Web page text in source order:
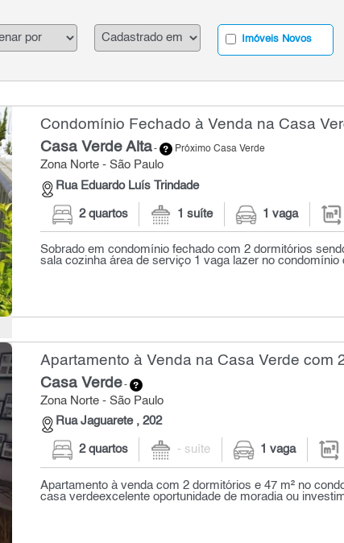
Imóveis Novos
Condomínio Fechado à Venda na Casa
Casa Verde Alta- Próximo Casa Verde
Zona Norte - São Paulo
Rua Eduardo Luís Trindade
2 quartos 1 suíte 1 vaga
Sobrado em condomínio fechado com 2 dormitórios
sala cozinha área de serviço 1 vaga lazer no condomínio
Apartamento à Venda na Casa Verde com
Casa Verde-
Zona Norte - São Paulo
Rua Jaguarete , 202
2 quartos - suíte 1 vaga
Apartamento à venda com 2 dormitórios e 47 m² no
casa verdeexcelente oportunidade de moradia ou